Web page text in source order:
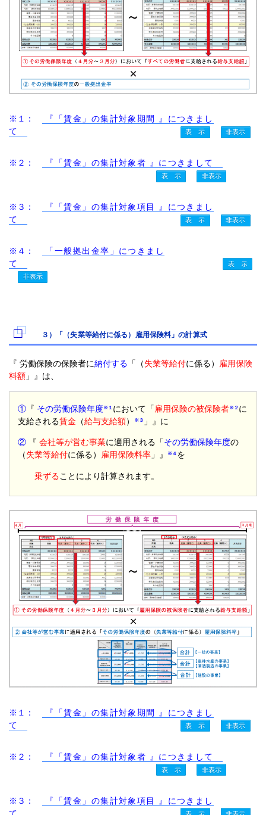
※１：
『「賃金」の集計対象期間 』につきまし
て
※２： 『「賃金」の集計対象者 』につきまして
※３：
『「賃金」の集計対象項目 』につきまし
て
※４：
「一般拠出金率」につきまし
て
３）「（失業等給付に係る）雇用保険料」の計算式
『 労働保険の保険者に納付する 「（失業等給付に係る） 雇用保険
料額 」』は、
① 『 その労働保険年度※１ において「 雇用保険の被保険者※２ に
支給される賃金 （給与支給額） ※３ 」』に
② 『会社等が営む事業に適用される「その労働保険年度の
（失業等給付に係る） 雇用保険料率 」』 ※４ を
乗ずることにより計算されます。
※１：
『「賃金」の集計対象期間 』につきまし
て
※２： 『「賃金」の集計対象者 』につきまして
※３：
『「賃金」の集計対象項目 』につきまし
て